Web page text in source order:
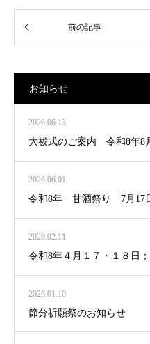
お知らせ
2026.06.13
大祓式のご案内 令和8年8
2026.06.01
令和8年 甘酒祭り 7月17
2026.02.11
令和8年４月１７・１８日
2026.01.10
節分祈願祭のお知らせ